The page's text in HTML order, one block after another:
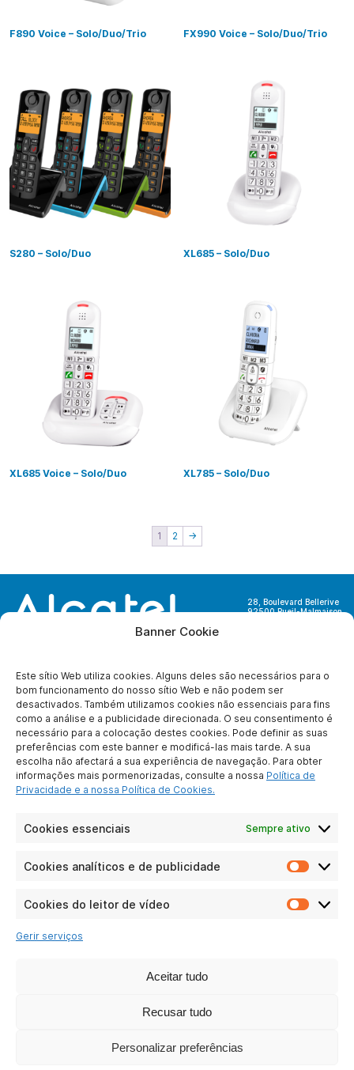
Banner Cookie
Este sítio Web utiliza cookies. Alguns deles são necessários para o
bom funcionamento do nosso sítio Web e não podem ser
desactivados. Também utilizamos cookies não essenciais para fins
como a análise e a publicidade direcionada. O seu consentimento é
necessário para a colocação destes cookies. Pode definir as suas
preferências com este banner e modificá-las mais tarde. A sua
escolha não afectará a sua experiência de navegação. Para obter
informações mais pormenorizadas, consulte a nossa Política de
Privacidade e a nossa Política de Cookies.
Cookies essenciais Sempre ativo
Cookies analíticos e de publicidade
Cookies do leitor de vídeo
Gerir serviços
Aceitar tudo
Recusar tudo
Personalizar preferências
F890 Voice – Solo/Duo/Trio FX990 Voice – Solo/Duo/Trio
S280 – Solo/Duo XL685 – Solo/Duo
XL685 Voice – Solo/Duo XL785 – Solo/Duo
1 2 →
28, Boulevard Bellerive
92500 Rueil-Malmaison
SOBRE NÓS
Quem somos nós ?
Para se tornar
parceiro
Contate-nos
Proteção de dados
Particulares
RSE
AS NOSSAS REDES SOCIAIS